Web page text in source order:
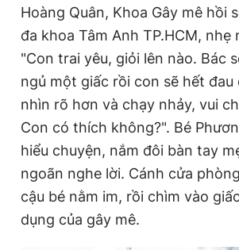
Hoàng Quân, Khoa Gây mê hồi
đa khoa Tâm Anh TP.HCM, nhẹ
"Con trai yêu, giỏi lên nào. Bác
ngủ một giấc rồi con sẽ hết đau
nhìn rõ hơn và chạy nhảy, vui
Con có thích không?". Bé
hiểu chuyện, nắm đôi bàn tay
ngoãn nghe lời. Cánh cửa
cậu bé nằm im, rồi chìm vào
dụng của gây mê.